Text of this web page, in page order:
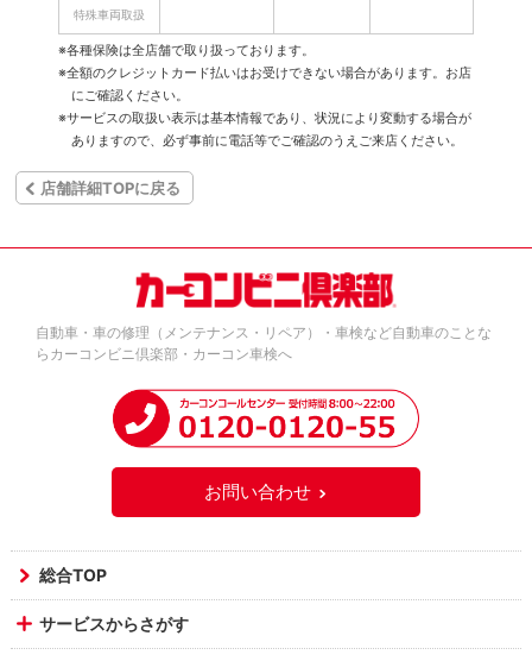
特殊車両取扱
※各種保険は全店舗で取り扱っております。
※全額のクレジットカード払いはお受けできない場合があります。お店
にご確認ください。
※サービスの取扱い表示は基本情報であり、状況により変動する場合が
ありますので、必ず事前に電話等でご確認のうえご来店ください。
店舗詳細TOPに戻る
自動車・車の修理（メンテナンス・リペア）・車検など自動車のことな
らカーコンビニ倶楽部・カーコン車検へ
お問い合わせ
総合TOP
サービスからさがす